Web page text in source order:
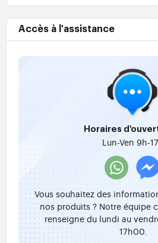
Accès à l'assistance
Horaires
Lun-Ven 9h-
Vous souhaitez des
nos produits ? Notre équipe
renseigne du lundi au
17h00.